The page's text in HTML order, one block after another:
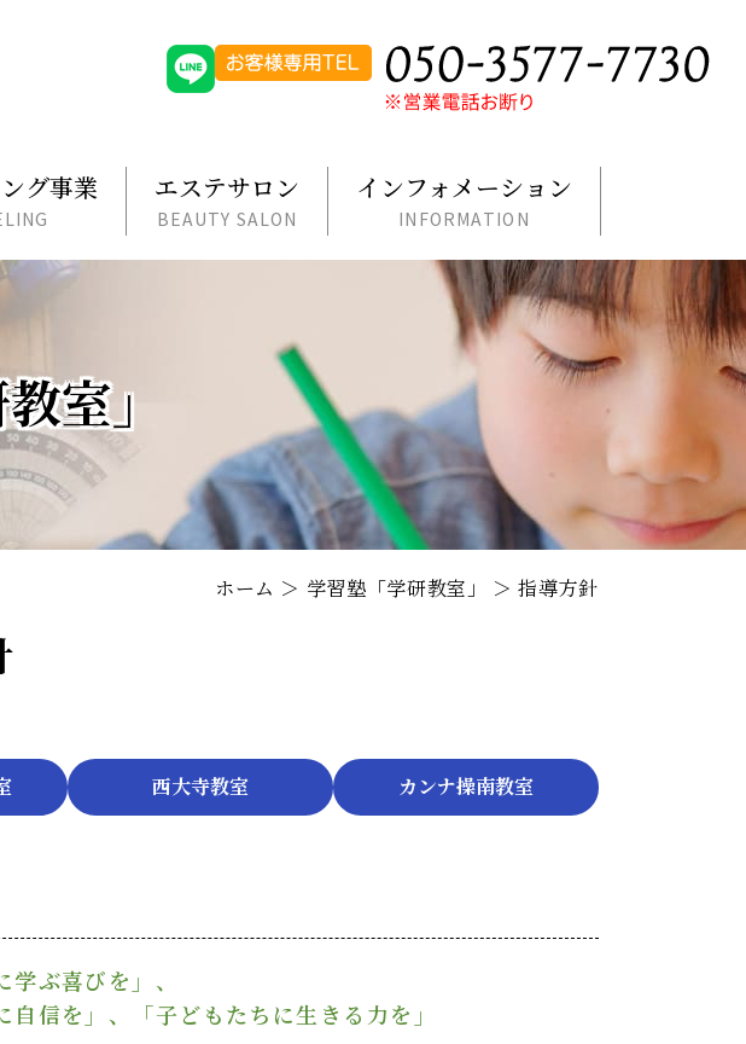
グ事業 エステサロン
BEAUTY SALON
インフォメーション
INFORMATION
室」
ホーム ＞ 学習塾「学研教室」 ＞ 指導方針
西大寺教室 カンナ操南教室
学ぶ喜びを」、
自信を」、「子どもたちに生きる力を」